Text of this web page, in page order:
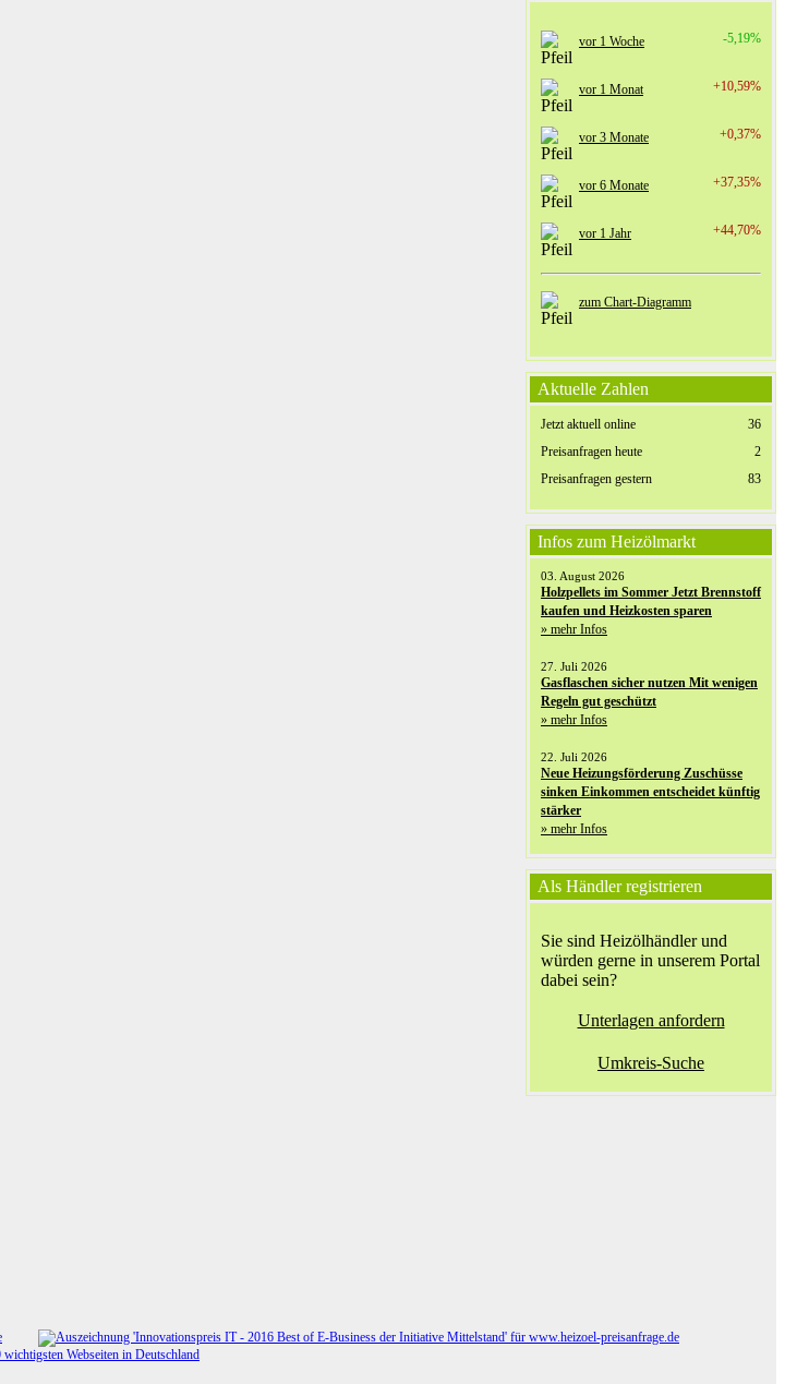
vor 1 Woche -5,19%
vor 1 Monat +10,59%
vor 3 Monate +0,37%
vor 6 Monate +37,35%
vor 1 Jahr +44,70%
zum Chart-Diagramm
Aktuelle Zahlen
Jetzt aktuell online
36
Preisanfragen heute
2
Preisanfragen gestern
83
Infos zum Heizölmarkt
03. August 2026
Holzpellets im Sommer Jetzt Brennstoff
kaufen und Heizkosten sparen
» mehr Infos
27. Juli 2026
Gasflaschen sicher nutzen Mit wenigen
Regeln gut geschützt
» mehr Infos
22. Juli 2026
Neue Heizungsförderung Zuschüsse
sinken Einkommen entscheidet künftig
stärker
» mehr Infos
Als Händler registrieren
Sie sind Heizölhändler und
würden gerne in unserem Portal
dabei sein?
Unterlagen anfordern
Umkreis-Suche